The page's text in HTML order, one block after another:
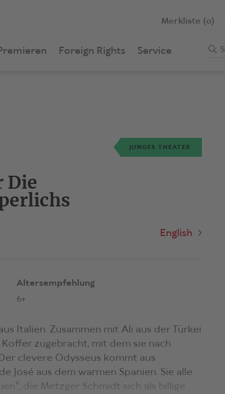
Merkliste (0)
Foreign Rights Service
Die
JUNGES THEATER
English
Altersempfehlung
6+
Italien. Zusammen mit Ali aus der Türkei
zugebracht, mit dem sie nach
clevere Odysseus kommt aus
José aus dem warmen Spanien. Sie alle
die Metzger Schmidt sich als billige